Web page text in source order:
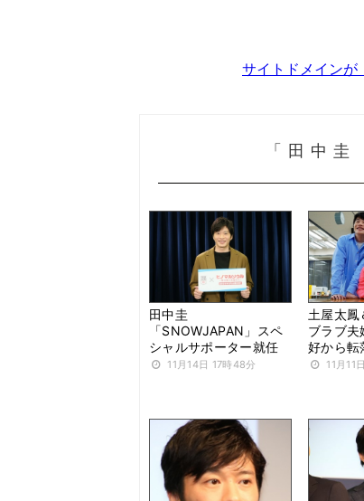
サイトドメインが
「田中
田中圭
「SNOWJAPAN」スペ
シャルサポーター就任
11月14日 17時48分
土屋太鳳
ブラブ
好から転
11月11